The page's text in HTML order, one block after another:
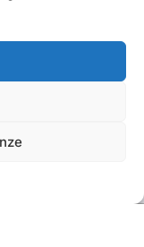
emergente